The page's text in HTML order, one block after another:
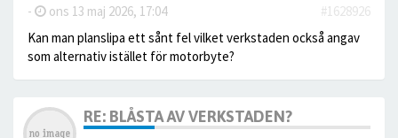
- ons 13 maj 2026, 17:04
#1628926
Kan man planslipa ett sånt fel vilket verkstaden också angav
som alternativ istället för motorbyte?
RE: BLÅSTA AV VERKSTADEN?